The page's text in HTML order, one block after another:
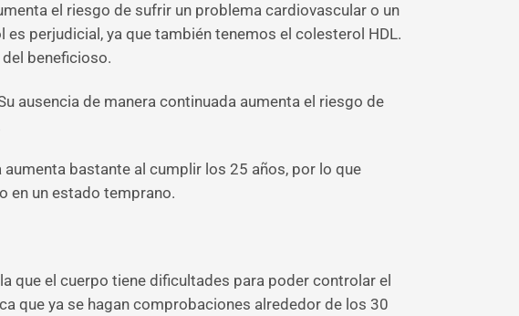
el riesgo de sufrir un problema cardiovascular o un
perjudicial, ya que también tenemos el colesterol HDL.
beneficioso.
ausencia de manera continuada aumenta el riesgo de
aumenta bastante al cumplir los 25 años, por lo que
en un estado temprano.
que el cuerpo tiene dificultades para poder controlar el
que ya se hagan comprobaciones alrededor de los 30